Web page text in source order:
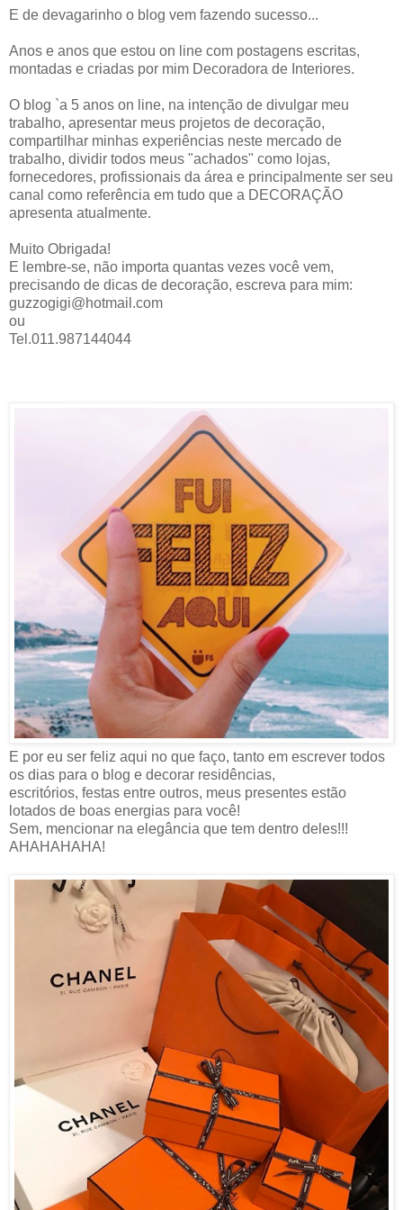
E de devagarinho o blog vem fazendo sucesso...
Anos e anos que estou on line com postagens escritas,
montadas e criadas por mim Decoradora de Interiores.
O blog `a 5 anos on line, na intenção de divulgar meu
trabalho, apresentar meus projetos de decoração,
compartilhar minhas experiências neste mercado de
trabalho, dividir todos meus "achados" como lojas,
fornecedores, profissionais da área e principalmente ser seu
canal como referência em tudo que a DECORAÇÃO
apresenta atualmente.
Muito Obrigada!
E lembre-se, não importa quantas vezes você vem,
precisando de dicas de decoração, escreva para mim:
guzzogigi@hotmail.com
ou
Tel.011.987144044
E por eu ser feliz aqui no que faço, tanto em escrever todos
os dias para o blog e decorar residências,
escritórios, festas entre outros, meus presentes estão
lotados de boas energias para você!
Sem, mencionar na elegância que tem dentro deles!!!
AHAHAHAHA!